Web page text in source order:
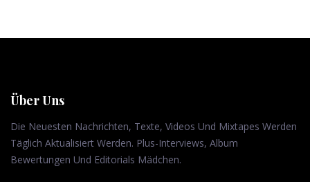
Über Uns
Die Neuesten Nachrichten, Texte, Videos Und Mixtapes Werden
Täglich Aktualisiert Werden. Plus-Interviews, Album
Bewertungen Und Editorials Mädchen.